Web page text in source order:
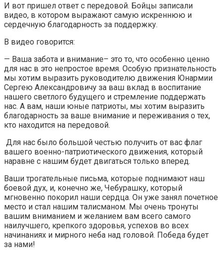
И вот пришел ответ с передовой. Бойцы записали
видео, в котором выражают самую искреннюю и
сердечную благодарность за поддержку.
В видео говорится:
— Ваша забота и внимание– это то, что особенно ценно
для нас в это непростое время. Особую признательность
мы хотим выразить руководителю движения Юнармии
Сергею Александровичу за ваш вклад в воспитание
нашего светлого будущего и стремление поддержать
нас. А вам, наши юные патриоты, мы хотим выразить
благодарность за ваше внимание и переживания о тех,
кто находится на передовой.
Для нас было большой честью получить от вас флаг
вашего военно-патриотического движения, который
наравне с нашим будет двигаться только вперед.
Ваши трогательные письма, которые поднимают наш
боевой дух, и, конечно же, Чебурашку, который
мгновенно покорил наши сердца. Он уже занял почетное
место и стал нашим талисманом. Мы очень тронуты
вашим вниманием и желанием вам всего самого
наилучшего, крепкого здоровья, успехов во всех
начинаниях и мирного неба над головой. Победа будет
за нами!